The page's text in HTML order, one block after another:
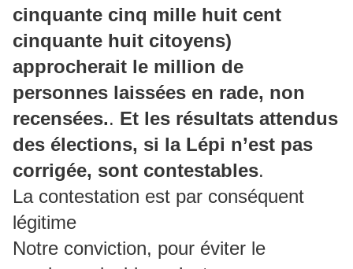
cinquante cinq mille huit cent
cinquante huit citoyens)
approcherait le million de
personnes laissées en rade, non
recensées.. Et les résultats attendus
des élections, si la Lépi n’est pas
corrigée, sont contestables.
La contestation est par conséquent
légitime
Notre conviction, pour éviter le